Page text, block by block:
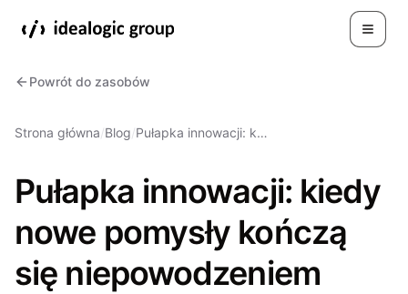
Powrót do zasobów
Strona główna/Blog/Pułapka innowacji: k…
Pułapka innowacji: kiedy
nowe pomysły kończą
się niepowodzeniem